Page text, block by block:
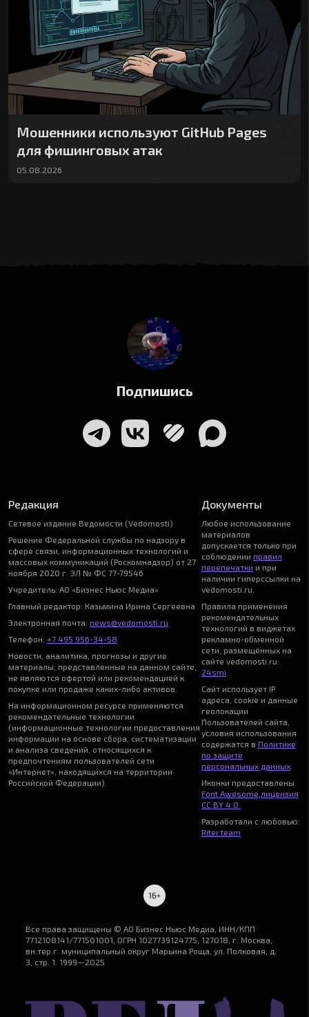
Мошенники используют GitHub Pages
для фишинговых атак
05.08.2026
Подпишись
Редакция
Сетевое издание Ведомости (Vedomosti)
Решение Федеральной службы по надзору в
сфере связи, информационных технологий и
массовых коммуникаций (Роскомнадзор) от 27
ноября 2020 г. ЭЛ № ФС 77-79546
Учредитель: АО «Бизнес Ньюс Медиа»
Главный редактор: Казьмина Ирина Сергеевна
Электронная почта: news@vedomosti.ru
Телефон: +7 495 956-34-58
Новости, аналитика, прогнозы и другие
материалы, представленные на данном сайте,
не являются офертой или рекомендацией к
покупке или продаже каких-либо активов.
На информационном ресурсе применяются
рекомендательные технологии
(информационные технологии предоставления
информации на основе сбора, систематизации
и анализа сведений, относящихся к
предпочтениям пользователей сети
«Интернет», находящихся на территории
Российской Федерации).
Документы
Любое использование
материалов
допускается только при
соблюдении правил
перепечатки и при
наличии гиперссылки на
vedomosti.ru.
Правила применения
рекомендательных
технологий в виджетах
рекламно-обменной
сети, размещённых на
сайте vedomosti.ru:
24smi
Сайт использует IP
адреса, cookie и данные
геолокации
Пользователей сайта,
условия использования
содержатся в Политике
по защите
персональных данных.
Иконки предоставлены
Font Awesome лицензия
CC BY 4.0.
Разработали с любовью:
Riter.team
Все права защищены © АО Бизнес Ньюс Медиа, ИНН/КПП
7712108141/771501001, ОГРН 1027739124775, 127018, г. Москва,
вн.тер.г. муниципальный округ Марьина Роща, ул. Полковая, д.
3, стр. 1. 1999—2025